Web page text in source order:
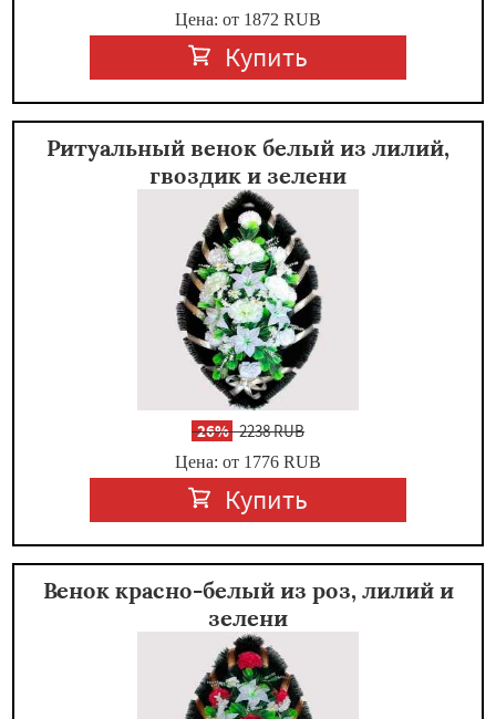
Цена: от 1872 RUB
Купить
Ритуальный венок белый из лилий,
гвоздик и зелени
-26%2238 RUB
Цена: от 1776 RUB
Купить
Венок красно-белый из роз, лилий и
зелени